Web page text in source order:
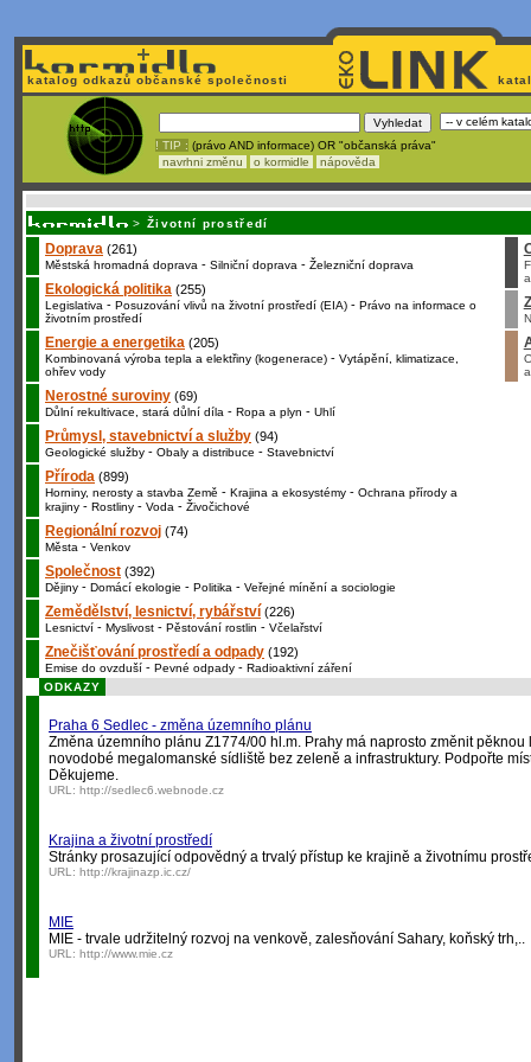
katalog odkazů občanské společnosti
! TIP : (právo AND informace) OR "občanská práva"
navrhni změnu
o kormidle nápověda
> Životní prostředí
Doprava (261)
Městská hromadná doprava - Silniční doprava - Železniční doprava
Ekologická politika (255)
Legislativa - Posuzování vlivů na životní prostředí (EIA) - Právo na informace o
životním prostředí
Energie a energetika (205)
Kombinovaná výroba tepla a elektřiny (kogenerace) - Vytápění, klimatizace,
ohřev vody
Nerostné suroviny (69)
Důlní rekultivace, stará důlní díla - Ropa a plyn - Uhlí
Průmysl, stavebnictví a služby (94)
Geologické služby - Obaly a distribuce - Stavebnictví
Příroda (899)
Horniny, nerosty a stavba Země - Krajina a ekosystémy - Ochrana přírody a
krajiny - Rostliny - Voda - Živočichové
Regionální rozvoj (74)
Města - Venkov
Společnost (392)
Dějiny - Domácí ekologie - Politika - Veřejné mínění a sociologie
Zemědělství, lesnictví, rybářství (226)
Lesnictví - Myslivost - Pěstování rostlin - Včelařství
Znečišťování prostředí a odpady (192)
Emise do ovzduší - Pevné odpady - Radioaktivní záření
ODKAZY
Praha 6 Sedlec - změna územního plánu
Změna územního plánu Z1774/00 hl.m. Prahy má naprosto změnit
novodobé megalomanské sídliště bez zeleně a infrastruktury. Podpořte
Děkujeme.
URL: http://sedlec6.webnode.cz
Krajina a životní prostředí
Stránky prosazující odpovědný a trvalý přístup ke krajině a životnímu
URL: http://krajinazp.ic.cz/
MIE
MIE - trvale udržitelný rozvoj na venkově, zalesňování Sahary, koňský trh,..
URL: http://www.mie.cz